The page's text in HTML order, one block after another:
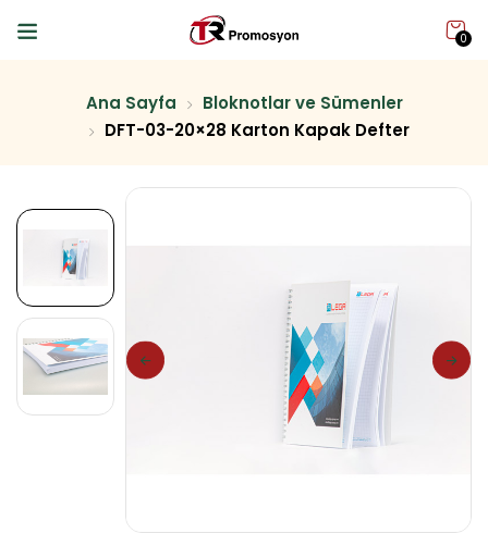
0
Ana Sayfa
Bloknotlar ve Sümenler
DFT-03-20×28 Karton Kapak Defter